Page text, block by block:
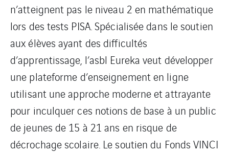
n’atteignent pas le niveau 2 en mathématique
lors des tests PISA. Spécialisée dans le soutien
aux élèves ayant des difficultés
d’apprentissage, l’asbl Eureka veut développer
une plateforme d’enseignement en ligne
utilisant une approche moderne et attrayante
pour inculquer ces notions de base à un public
de jeunes de 15 à 21 ans en risque de
décrochage scolaire. Le soutien du Fonds VINCI